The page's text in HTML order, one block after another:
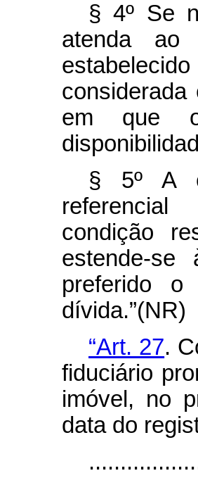
§ 4º Se
atenda ao
em que
§ 5º A
referencial
condição
estende-
preferido
dívida.”(NR)
“Art. 27.
fiduciário
imóvel, no
data do